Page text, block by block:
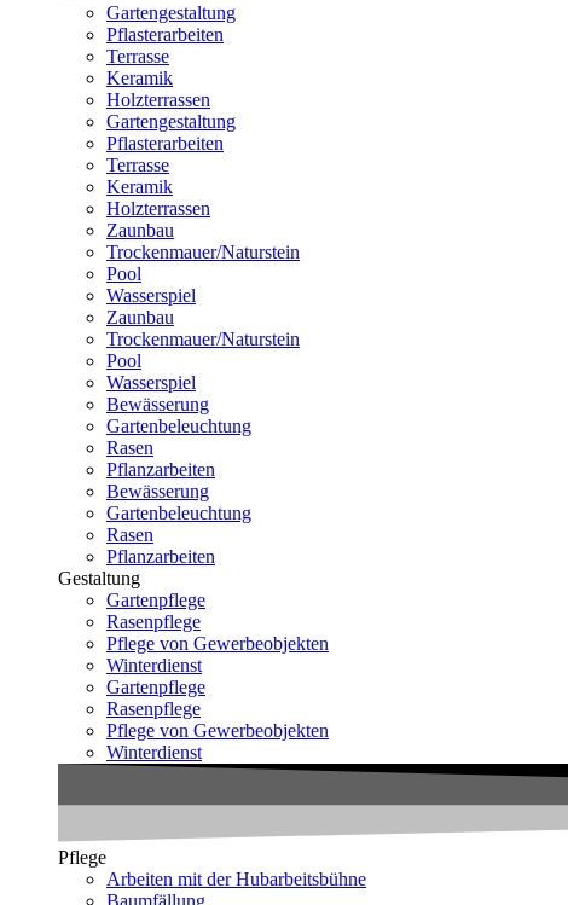
Gartengestaltung
Pflasterarbeiten
Terrasse
Keramik
Holzterrassen
Gartengestaltung
Pflasterarbeiten
Terrasse
Keramik
Holzterrassen
Zaunbau
Trockenmauer/Naturstein
Pool
Wasserspiel
Zaunbau
Trockenmauer/Naturstein
Pool
Wasserspiel
Bewässerung
Gartenbeleuchtung
Rasen
Pflanzarbeiten
Bewässerung
Gartenbeleuchtung
Rasen
Pflanzarbeiten
Gestaltung
Gartenpflege
Rasenpflege
Pflege von Gewerbeobjekten
Winterdienst
Gartenpflege
Rasenpflege
Pflege von Gewerbeobjekten
Winterdienst
Pflege
Arbeiten mit der Hubarbeitsbühne
Baumfällung